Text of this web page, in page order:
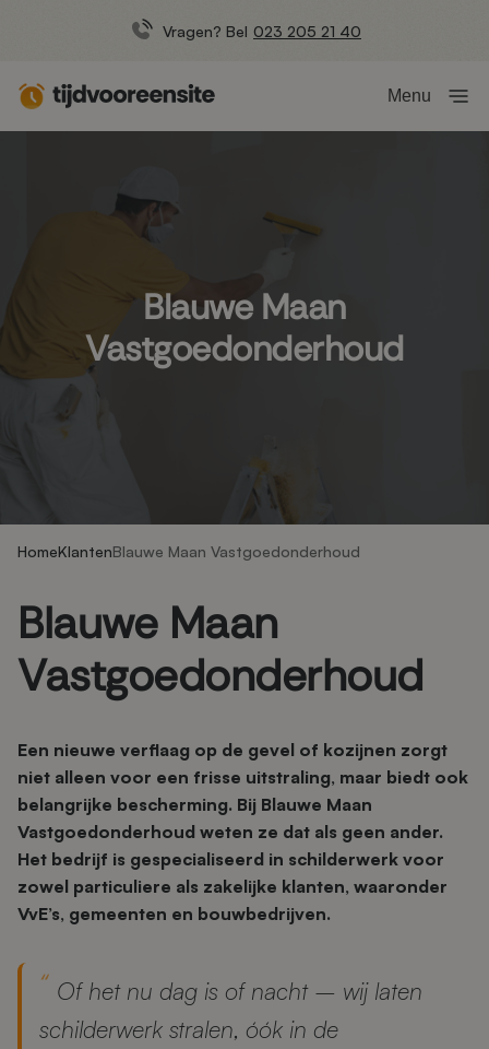
Vragen? Bel 023 205 21 40
Menu
Blauwe Maan
Vastgoedonderhoud
HomeKlantenBlauwe Maan Vastgoedonderhoud
Blauwe Maan
Vastgoedonderhoud
Een nieuwe verflaag op de gevel of kozijnen zorgt
niet alleen voor een frisse uitstraling, maar biedt ook
belangrijke bescherming. Bij Blauwe Maan
Vastgoedonderhoud weten ze dat als geen ander.
Het bedrijf is gespecialiseerd in schilderwerk voor
zowel particuliere als zakelijke klanten, waaronder
VvE’s, gemeenten en bouwbedrijven.
Of het nu dag is of nacht – wij laten
schilderwerk stralen, óók in de